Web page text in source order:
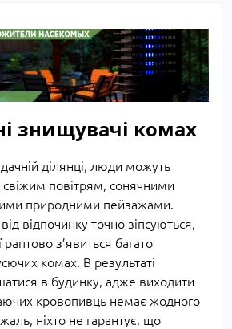
знищувачі комах
ділянці, люди можуть
повітрям, сонячними
природними пейзажами.
відпочинку точно зіпсуються,
з’явиться багато
комах. В результаті
в будинку, адже виходити
кровопивць немає жодного
ніхто не гарантує, що